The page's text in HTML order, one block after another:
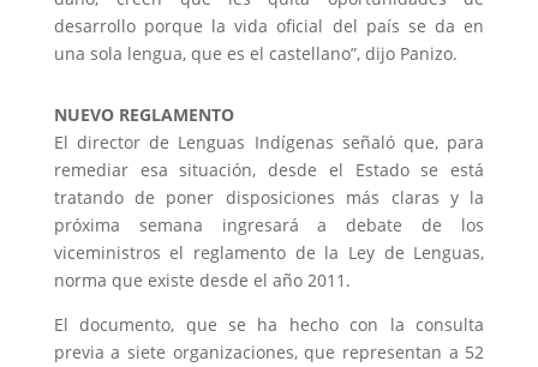
desarrollo porque la vida oficial del país se da en
una sola lengua, que es el castellano”, dijo Panizo.
NUEVO REGLAMENTO
El director de Lenguas Indígenas señaló que, para
remediar esa situación, desde el Estado se está
tratando de poner disposiciones más claras y la
próxima semana ingresará a debate de los
viceministros el reglamento de la Ley de Lenguas,
norma que existe desde el año 2011.
El documento, que se ha hecho con la consulta
previa a siete organizaciones, que representan a 52